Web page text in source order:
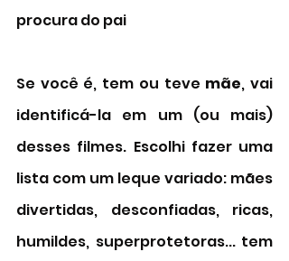
procura do pai
Se você é, tem ou teve mãe, vai
identificá-la em um (ou mais)
desses filmes. Escolhi fazer uma
lista com um leque variado: mães
divertidas, desconfiadas, ricas,
humildes, superprotetoras... tem